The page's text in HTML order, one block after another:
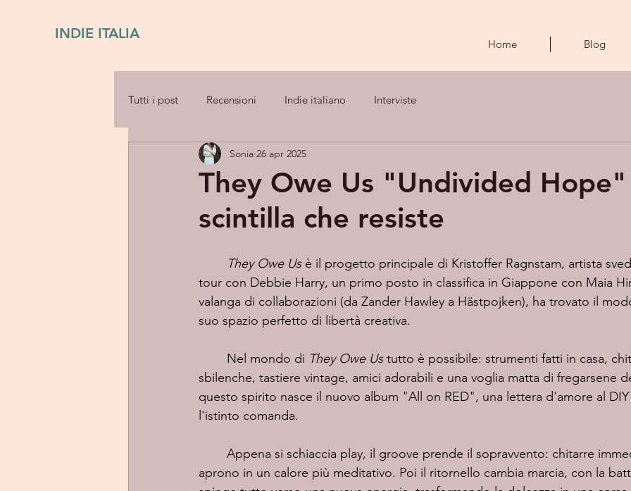
INDIE ITALIA
Home Blog
Tutti i post Recensioni Indie italiano Interviste
They Owe Us "Undivided Hope"
scintilla che resiste
Sonia 26 apr 2025
They Owe Us è il progetto principale di Kristoffer Ragnstam, artista
tour con Debbie Harry, un primo posto in classifica in Giappone con Maia
valanga di collaborazioni (da Zander Hawley a Hästpojken), ha trovato il
suo spazio perfetto di libertà creativa.
	Nel mondo di
They Owe Us tutto è possibile: strumenti fatti in casa,
sbilenche, tastiere vintage, amici adorabili e una voglia matta di fregarsene
questo spirito nasce il nuovo album "All on RED", una lettera d'amore al
l'istinto comanda.
aprono in un calore più meditativo. Poi il ritornello cambia marcia, con la